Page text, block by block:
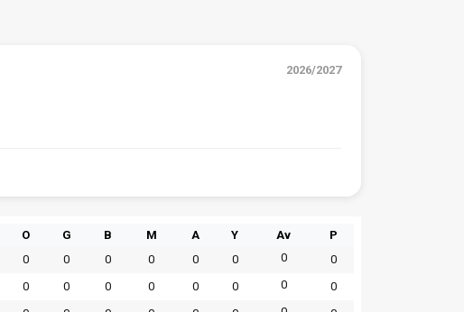
2026/2027
O G B M A Y Av P
0 0 0 0 0 0 0 0
0 0 0 0 0 0 0 0